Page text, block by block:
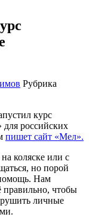
Рубрика
курс
для российских
пишет сайт «Мел».
коляске или с
но порой
Нам
правильно, чтобы
личные